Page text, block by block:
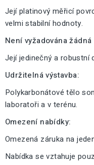
Její platinový měřicí
velmi stabilní hodnoty.
Není vyžadována
Její jedinečný a robustní
Udržitelná výstavba:
Polykarbonátové tělo
laboratoři a v terénu.
Omezení nabídky:
Omezená záruka na
Nabídka se vztahuje